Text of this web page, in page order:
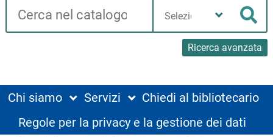
Ricerca avanzata
biblioteca
Chi siamo Servizi
Chiedi al bibliotecario
Regole per la privacy e la gestione dei dati